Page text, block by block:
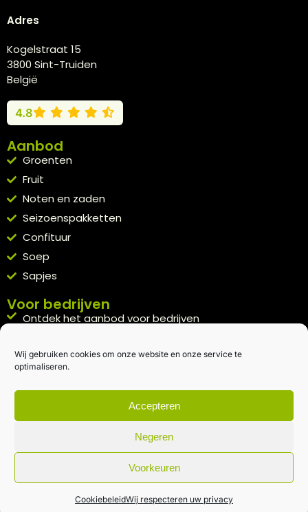
Wij gebruiken cookies om onze website en onze service te
optimaliseren.
Accepteren
Negeren
Voorkeuren
CookiebeleidWij respecteren uw privacy
Adres
Kogelstraat 15
3800 Sint-Truiden
België
4.8
Aanbod
Groenten
Fruit
Noten en zaden
Seizoenspakketten
Confituur
Soep
Sapjes
Voor bedrijven
Ontdek het aanbod voor bedrijven
Kennismakingspakket aanvragen
Blijft op de hoogte
Rechtstreeks van het veld naar je inbox.
Inschrijven nieuwsbrief
Algemene voorwaarden|Privacybeleid| gemaakt met door
creativitijd